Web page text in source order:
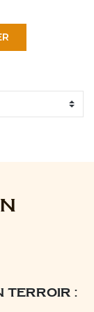
TERROIR :